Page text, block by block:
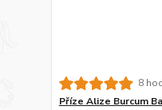
8
Příze Alize Burcum